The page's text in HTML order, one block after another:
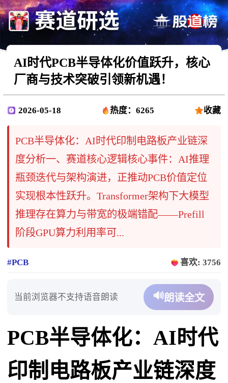
AI时代PCB半导体化价值跃升，核心
厂商与技术突破引领新机遇！
2026-05-18 热度：6265 收藏
PCB半导体化：AI时代印制电路板产业链深
度分析一、赛道核心逻辑核心事件：AI推理
瓶颈迭代与架构演进，正推动PCB价值定位
实现根本性跃升。Transformer架构下大模型
推理存在算力与带宽的极端错配——Prefill
阶段GPU算力利用率可...
#PCB 喜欢: 3756
当前浏览器不支持语音朗读 🔊朗读全文
PCB半导体化：AI时代
印制电路板产业链深度